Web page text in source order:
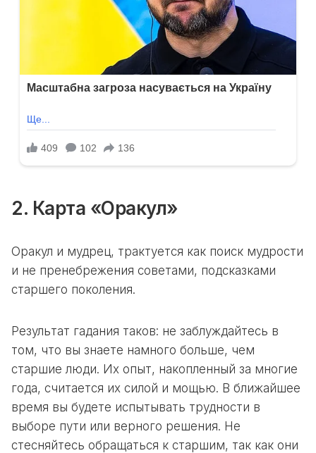
2. Карта «Оракул»
Оракул и мудрец, трактуется как поиск мудрости
и не пренебрежения советами, подсказками
старшего поколения.
Результат гадания таков: не заблуждайтесь в
том, что вы знаете намного больше, чем
старшие люди. Их опыт, накопленный за многие
года, считается их силой и мощью. В ближайшее
время вы будете испытывать трудности в
выборе пути или верного решения. Не
стесняйтесь обращаться к старшим, так как они